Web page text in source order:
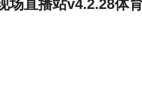
场直播站v4.2.28体